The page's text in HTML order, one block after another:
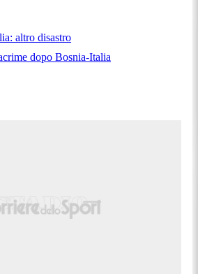
altro disastro
dopo Bosnia-Italia